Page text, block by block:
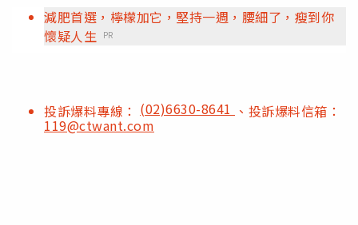
減肥首選，檸檬加它，堅持一週，腰細了，瘦到你
懷疑人生
PR
投訴爆料專線： (02)6630-8641 、投訴爆料信箱：
119@ctwant.com